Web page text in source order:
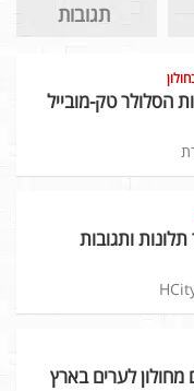
תגובות
הסלולר טק-מובייל
ותגובות
מחולון לערים בארץ